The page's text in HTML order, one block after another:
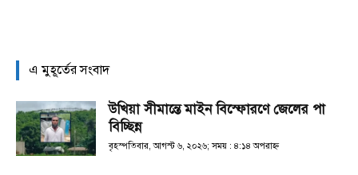
এ মুহূর্তের সংবাদ
উখিয়া সীমান্তে মাইন বিস্ফোরণে জেলের পা
বিচ্ছিন্ন
বৃহস্পতিবার, আগস্ট ৬, ২০২৬; সময় : ৪:১৪ অপরাহ্ণ